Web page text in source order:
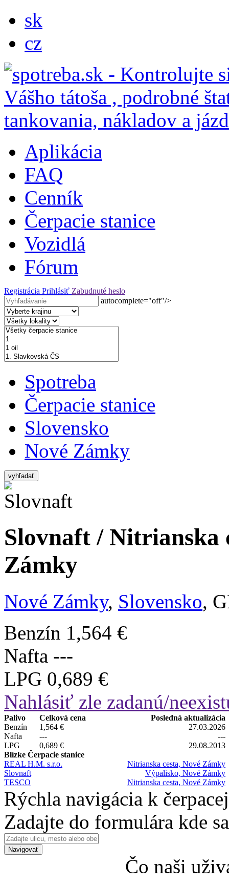
sk
cz
Aplikácia
FAQ
Cenník
Čerpacie stanice
Vozidlá
Fórum
Registrácia Prihlásiť Zabudnuté heslo
autocomplete="off"/>
Spotreba
Čerpacie stanice
Slovensko
Nové Zámky
vyhľadať
Slovnaft / Nitrianska
Zámky
Nové Zámky, Slovensko,
Benzín 1,564 €
Nafta ---
LPG 0,689 €
Nahlásiť zle zadanú/
Palivo Celková cena
Posledná aktualizácia
Benzín
1,564 €
27.03.2026
Nafta
---
---
LPG
0,689 €
29.08.2013
Blízke Čerpacie stanice
REAL H.M. s.r.o.
Nitrianska cesta, Nové Zámky
Slovnaft
Výpalisko, Nové Zámky
TESCO
Nitrianska cesta, Nové Zámky
Rýchla navigácia k
Zadajte do formulára kde
Navigovať
Čo naši